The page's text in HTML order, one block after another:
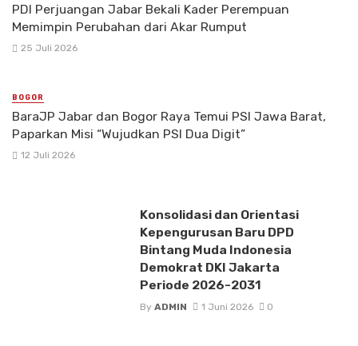
PDI Perjuangan Jabar Bekali Kader Perempuan
Memimpin Perubahan dari Akar Rumput
25 Juli 2026
BOGOR
BaraJP Jabar dan Bogor Raya Temui PSI Jawa Barat,
Paparkan Misi “Wujudkan PSI Dua Digit”
12 Juli 2026
Konsolidasi dan Orientasi
Kepengurusan Baru DPD
Bintang Muda Indonesia
Demokrat DKI Jakarta
Periode 2026-2031
By ADMIN 1 Juni 2026 0